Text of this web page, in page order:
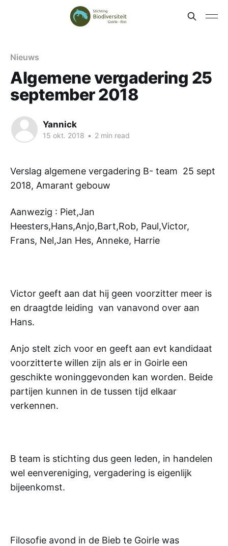
Nieuws
Algemene vergadering 25
september 2018
Yannick
15 okt. 2018 • 2 min read
Verslag algemene vergadering B- team 25 sept
2018, Amarant gebouw
Aanwezig : Piet,Jan
Heesters,Hans,Anjo,Bart,Rob, Paul,Victor,
Frans, Nel,Jan Hes, Anneke, Harrie
Victor geeft aan dat hij geen voorzitter meer is
en draagtde leiding van vanavond over aan
Hans.
Anjo stelt zich voor en geeft aan evt kandidaat
voorzitterte willen zijn als er in Goirle een
geschikte woninggevonden kan worden. Beide
partijen kunnen in de tussen tijd elkaar
verkennen.
B team is stichting dus geen leden, in handelen
wel eenvereniging, vergadering is eigenlijk
bijeenkomst.
Filosofie avond in de Bieb te Goirle was